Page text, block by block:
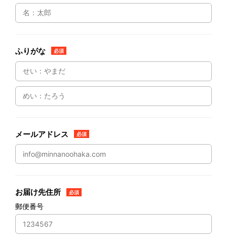
ふりがな 必須
メールアドレス 必須
お届け先住所 必須
郵便番号